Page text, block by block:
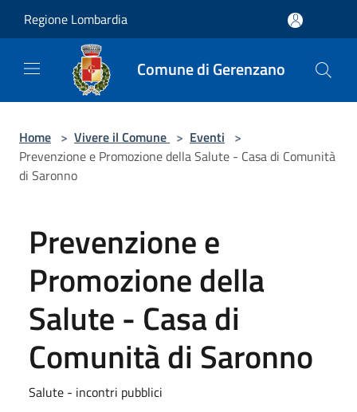
Regione Lombardia
Comune di Gerenzano
Home > Vivere il Comune > Eventi >
Prevenzione e Promozione della Salute - Casa di Comunità
di Saronno
Prevenzione e
Promozione della
Salute - Casa di
Comunità di Saronno
Salute - incontri pubblici